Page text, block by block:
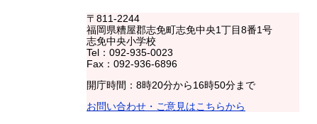
〒811-2244
福岡県糟屋郡志免町志免中央1丁目8番1号
志免中央小学校
Tel：092-935-0023
Fax：092-936-6896
開庁時間：8時20分から16時50分まで
お問い合わせ・ご意見はこちらから